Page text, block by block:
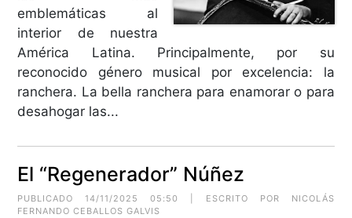
emblemáticas al
interior de nuestra
América Latina. Principalmente, por su
reconocido género musical por excelencia: la
ranchera. La bella ranchera para enamorar o para
desahogar las...
El “Regenerador” Núñez
PUBLICADO 14/11/2025 05:50 | ESCRITO POR NICOLÁS
FERNANDO CEBALLOS GALVIS